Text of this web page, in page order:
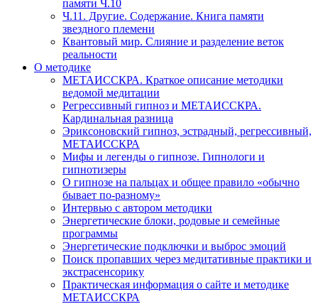
памяти Ч.10
Ч.11. Другие. Содержание. Книга памяти
звездного племени
Квантовый мир. Слияние и разделение веток
реальности
О методике
МЕТАИССКРА. Краткое описание методики
ведомой медитации
Регрессивный гипноз и МЕТАИССКРА.
Кардинальная разница
Эриксоновский гипноз, эстрадный, регрессивный,
МЕТАИССКРА
Мифы и легенды о гипнозе. Гипнологи и
гипнотизеры
О гипнозе на пальцах и общее правило «обычно
бывает по-разному»
Интервью с автором методики
Энергетические блоки, родовые и семейные
программы
Энергетические подключки и выброс эмоций
Поиск пропавших через медитативные практики и
экстрасенсорику
Практическая информация о сайте и методике
МЕТАИССКРА